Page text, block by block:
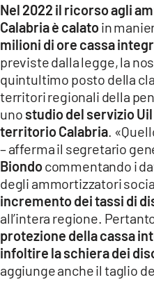
LACPLAY.IT
LACTV.IT
LACONAIR.IT
LACITYMAG.IT
ILREGGINO.IT
COSENZACHANNEL.IT
ILVIBONESE.IT
CATANZAROCHANNEL.IT
LACAPITALENEWS.IT
Nel 2022 il ricorso agli
Calabria è calatoin
milioni di ore cassa
previste dalla legge, la
quintultimo posto della
territori regionali della
uno studio del servizio
territorio Calabria .
– afferma il segretario
Biondocommentando i
degli ammortizzatori
incremento dei tassi di
all’intera regione.
protezione della cassa
infoltire la schiera dei
aggiunge anche il taglio